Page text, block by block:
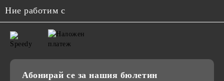
Ние работим с
Абонирай се за нашия бюлетин